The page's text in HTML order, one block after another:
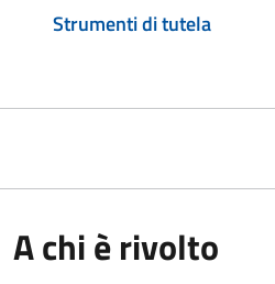
Strumenti di tutela
A chi è rivolto